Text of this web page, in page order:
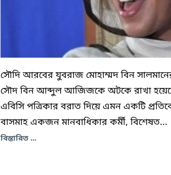
সৌদি আরবের যুবরাজ মোহাম্মদ বিন
সৌদ বিন আব্দুল আজিজকে অটকে রাখা
এবিসি পত্রিকার বরাত দিয়ে এমন একটি
বাসমাহ একজন মানবাধিকার কর্মী, বিশেষত...
বিস্তারিত ...